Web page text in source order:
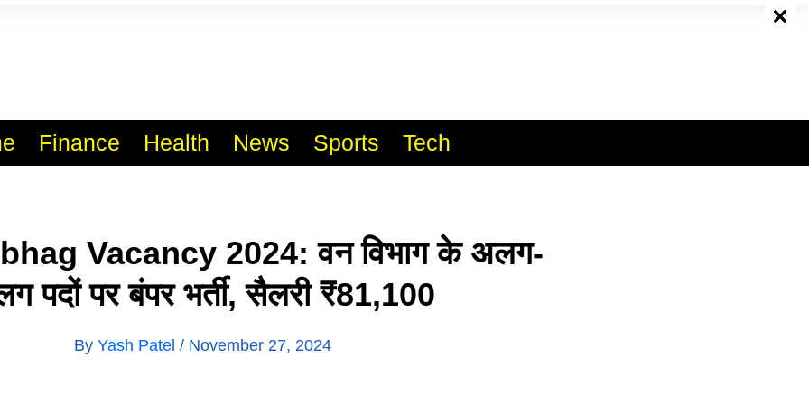
Finance Health News Sports Tech
Vacancy 2024: वन विभाग के अलग-
पदों पर बंपर भर्ती, सैलरी ₹81,100
By Yash Patel / November 27, 2024